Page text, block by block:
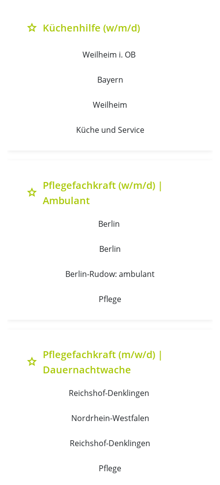
grade Küchenhilfe (w/m/d)
Weilheim i. OB
Bayern
Weilheim
Küche und Service
grade
Pflegefachkraft (w/m/d) |
Ambulant
Berlin
Berlin
Berlin-Rudow: ambulant
Pflege
grade
Pflegefachkraft (m/w/d) |
Dauernachtwache
Reichshof-Denklingen
Nordrhein-Westfalen
Reichshof-Denklingen
Pflege